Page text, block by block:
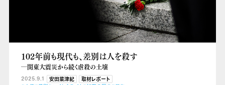
102年前も現代も、差別は人を殺す
―関東大震災から続く虐殺の土壌
2025.9.1 安田菜津紀
取材レポート